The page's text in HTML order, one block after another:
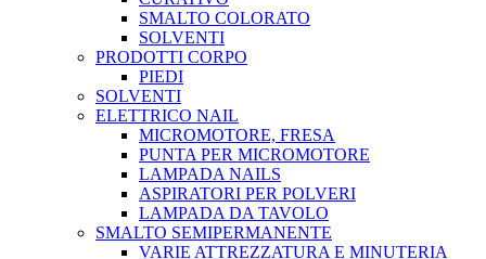
SMALTO COLORATO
SOLVENTI
PRODOTTI CORPO
PIEDI
SOLVENTI
ELETTRICO NAIL
MICROMOTORE, FRESA
PUNTA PER MICROMOTORE
LAMPADA NAILS
ASPIRATORI PER POLVERI
LAMPADA DA TAVOLO
SMALTO SEMIPERMANENTE
VARIE ATTREZZATURA E MINUTERIA